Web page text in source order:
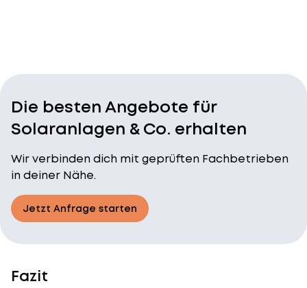
Die besten Angebote für
Solaranlagen & Co. erhalten
Wir verbinden dich mit geprüften Fachbetrieben
in deiner Nähe.
Jetzt Anfrage starten
Fazit